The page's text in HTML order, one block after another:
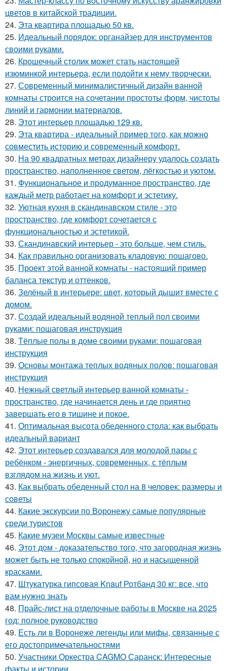
цветов в китайской традиции.
24. Эта квартира площадью 50 кв.
25. Идеальный порядок: органайзер для инструментов
своими руками.
26. Крошечный столик может стать настоящей
изюминкой интерьера, если подойти к нему творчески.
27. Современный минималистичный дизайн ванной
комнаты строится на сочетании простоты форм, чистоты
линий и гармонии материалов.
28. Этот интерьер площадью 129 кв.
29. Эта квартира - идеальный пример того, как можно
совместить историю и современный комфорт.
30. На 90 квадратных метрах дизайнеру удалось создать
пространство, наполненное светом, лёгкостью и уютом.
31. Функциональное и продуманное пространство, где
каждый метр работает на комфорт и эстетику.
32. Уютная кухня в скандинавском стиле - это
пространство, где комфорт сочетается с
функциональностью и эстетикой.
33. Скандинавский интерьер - это больше, чем стиль.
34. Как правильно организовать кладовую: пошагово.
35. Проект этой ванной комнаты - настоящий пример
баланса текстур и оттенков.
36. Зелёный в интерьере: цвет, который дышит вместе с
домом.
37. Создай идеальный водяной теплый пол своими
руками: пошаговая инструкция
38. Тёплые полы в доме своими руками: пошаговая
инструкция
39. Основы монтажа теплых водяных полов: пошаговая
инструкция
40. Нежный светлый интерьер ванной комнаты -
пространство, где начинается день и где приятно
завершать его в тишине и покое.
41. Оптимальная высота обеденного стола: как выбрать
идеальный вариант
42. Этот интерьер создавался для молодой пары с
ребёнком - энергичных, современных, с тёплым
взглядом на жизнь и уют.
43. Как выбрать обеденный стол на 8 человек: размеры и
советы
44. Какие экскурсии по Воронежу самые популярные
среди туристов
45. Какие музеи Москвы самые известные
46. Этот дом - доказательство того, что загородная жизнь
может быть не только спокойной, но и насыщенной
красками.
47. Штукатурка гипсовая Knauf Ротбанд 30 кг: все, что
вам нужно знать
48. Прайс-лист на отделочные работы в Москве на 2025
год: полное руководство
49. Есть ли в Воронеже легенды или мифы, связанные с
его достопримечательностями
50. Участники Оркестра CAGMO Саранск: Интересные
факты и истории